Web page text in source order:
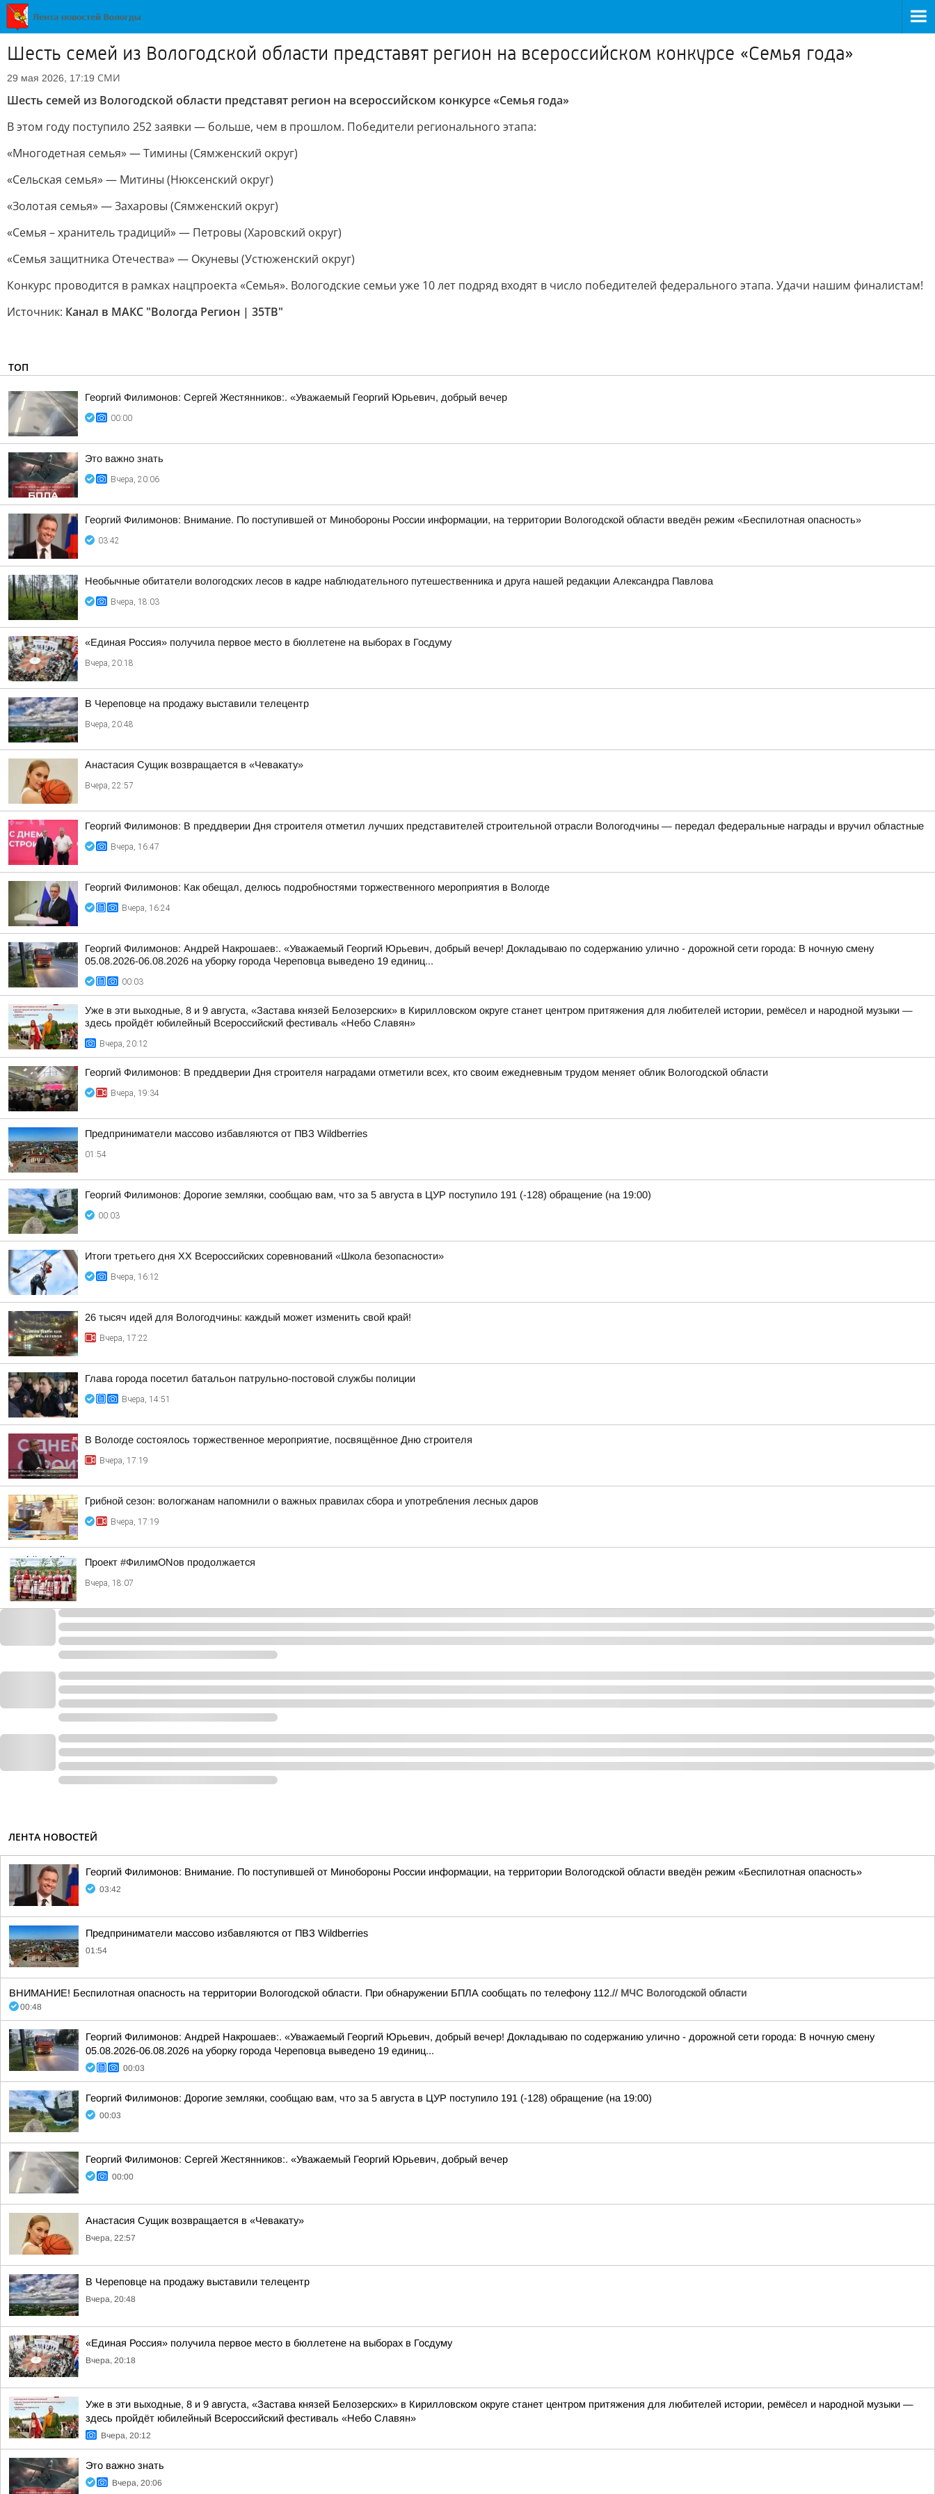
Шесть семей из Вологодской области представят регион на всероссийском конкурсе «Семья года»
29 мая 2026, 17:19 СМИ
Шесть семей из Вологодской области представят регион на всероссийском конкурсе «Семья года»
В этом году поступило 252 заявки — больше, чем в прошлом. Победители регионального этапа:
«Многодетная семья» — Тимины (Сямженский округ)
«Сельская семья» — Митины (Нюксенский округ)
«Золотая семья» — Захаровы (Сямженский округ)
«Семья – хранитель традиций» — Петровы (Харовский округ)
«Семья защитника Отечества» — Окуневы (Устюженский округ)
Конкурс проводится в рамках нацпроекта «Семья». Вологодские семьи уже 10 лет подряд входят в число победителей федерального этапа. Удачи нашим финалистам!
Источник: Канал в МАКС "Вологда Регион | 35ТВ"
ТОП
Георгий Филимонов: Сергей Жестянников:. «Уважаемый Георгий Юрьевич, добрый вечер
00:00
Это важно знать
Вчера, 20:06
Георгий Филимонов: Внимание. По поступившей от Минобороны России информации, на территории Вологодской области введён режим «Беспилотная опасность»
03:42
Необычные обитатели вологодских лесов в кадре наблюдательного путешественника и друга нашей редакции Александра Павлова
Вчера, 18:03
«Единая Россия» получила первое место в бюллетене на выборах в Госдуму
Вчера, 20:18
В Череповце на продажу выставили телецентр
Вчера, 20:48
Анастасия Сущик возвращается в «Чевакату»
Вчера, 22:57
Георгий Филимонов: В преддверии Дня строителя отметил лучших представителей строительной отрасли Вологодчины — передал федеральные награды и вручил областные
Вчера, 16:47
Георгий Филимонов: Как обещал, делюсь подробностями торжественного мероприятия в Вологде
Вчера, 16:24
Георгий Филимонов: Андрей Накрошаев:. «Уважаемый Георгий Юрьевич, добрый вечер! Докладываю по содержанию улично - дорожной сети города: В ночную смену
05.08.2026-06.08.2026 на уборку города Череповца выведено 19 единиц...
00:03
Уже в эти выходные, 8 и 9 августа, «Застава князей Белозерских» в Кирилловском округе станет центром притяжения для любителей истории, ремёсел и народной музыки —
здесь пройдёт юбилейный Всероссийский фестиваль «Небо Славян»
Вчера, 20:12
Георгий Филимонов: В преддверии Дня строителя наградами отметили всех, кто своим ежедневным трудом меняет облик Вологодской области
Вчера, 19:34
Предприниматели массово избавляются от ПВЗ Wildberries
01:54
Георгий Филимонов: Дорогие земляки, сообщаю вам, что за 5 августа в ЦУР поступило 191 (-128) обращение (на 19:00)
00:03
Итоги третьего дня XX Всероссийских соревнований «Школа безопасности»
Вчера, 16:12
26 тысяч идей для Вологодчины: каждый может изменить свой край!
Вчера, 17:22
Глава города посетил батальон патрульно-постовой службы полиции
Вчера, 14:51
В Вологде состоялось торжественное мероприятие, посвящённое Дню строителя
Вчера, 17:19
Грибной сезон: вологжанам напомнили о важных правилах сбора и употребления лесных даров
Вчера, 17:19
Проект #ФилимONов продолжается
Вчера, 18:07
ЛЕНТА НОВОСТЕЙ
Георгий Филимонов: Внимание. По поступившей от Минобороны России информации, на территории Вологодской области введён режим «Беспилотная опасность»
03:42
Предприниматели массово избавляются от ПВЗ Wildberries
01:54
ВНИМАНИЕ! Беспилотная опасность на территории Вологодской области. При обнаружении БПЛА сообщать по телефону 112.// МЧС Вологодской области
00:48
Георгий Филимонов: Андрей Накрошаев:. «Уважаемый Георгий Юрьевич, добрый вечер! Докладываю по содержанию улично - дорожной сети города: В ночную смену
05.08.2026-06.08.2026 на уборку города Череповца выведено 19 единиц...
00:03
Георгий Филимонов: Дорогие земляки, сообщаю вам, что за 5 августа в ЦУР поступило 191 (-128) обращение (на 19:00)
00:03
Георгий Филимонов: Сергей Жестянников:. «Уважаемый Георгий Юрьевич, добрый вечер
00:00
Анастасия Сущик возвращается в «Чевакату»
Вчера, 22:57
В Череповце на продажу выставили телецентр
Вчера, 20:48
«Единая Россия» получила первое место в бюллетене на выборах в Госдуму
Вчера, 20:18
Уже в эти выходные, 8 и 9 августа, «Застава князей Белозерских» в Кирилловском округе станет центром притяжения для любителей истории, ремёсел и народной музыки —
здесь пройдёт юбилейный Всероссийский фестиваль «Небо Славян»
Вчера, 20:12
Это важно знать
Вчера, 20:06